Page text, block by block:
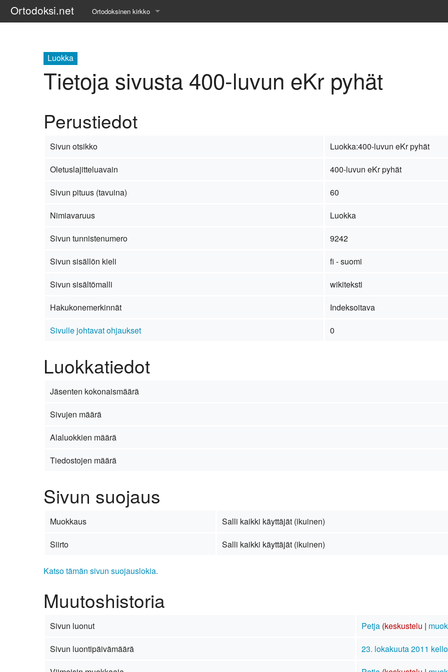
Ortodoksi.net Ortodoksinen kirkko
Opetuspuheet
Etiikka
Uskonoppi
Kirkkotaide
Pyhät ihmiset
Suomen kirkko
Kirkkoon liittyminen
Luokka
Tietoja sivusta 400-luvun eKr pyhät
Perustiedot
Sivun otsikko
Luokka:400-luvun eKr pyhät
Oletuslajitteluavain
400-luvun eKr pyhät
Sivun pituus (tavuina)
60
Nimiavaruus
Luokka
Sivun tunnistenumero
9242
Sivun sisällön kieli
fi - suomi
Sivun sisältömalli
wikiteksti
Hakukonemerkinnät
Indeksoitava
Sivulle johtavat ohjaukset
0
Luokkatiedot
Jäsenten kokonaismäärä
Sivujen määrä
Alaluokkien määrä
Tiedostojen määrä
Sivun suojaus
Muokkaus
Salli kaikki käyttäjät (ikuinen)
Siirto
Salli kaikki käyttäjät (ikuinen)
Katso tämän sivun suojauslokia.
Muutoshistoria
Sivun luonut Petja (keskustelu |
Sivun luontipäivämäärä
23. lokakuuta 2011